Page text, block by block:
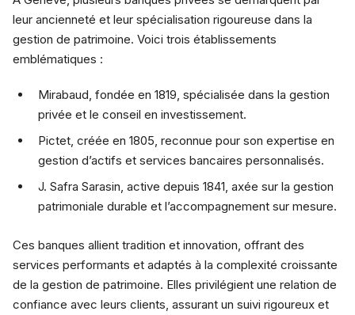
leur ancienneté et leur spécialisation rigoureuse dans la
gestion de patrimoine. Voici trois établissements
emblématiques :
Mirabaud, fondée en 1819, spécialisée dans la gestion
privée et le conseil en investissement.
Pictet, créée en 1805, reconnue pour son expertise en
gestion d’actifs et services bancaires personnalisés.
J. Safra Sarasin, active depuis 1841, axée sur la gestion
patrimoniale durable et l’accompagnement sur mesure.
Ces banques allient tradition et innovation, offrant des
services performants et adaptés à la complexité croissante
de la gestion de patrimoine. Elles privilégient une relation de
confiance avec leurs clients, assurant un suivi rigoureux et